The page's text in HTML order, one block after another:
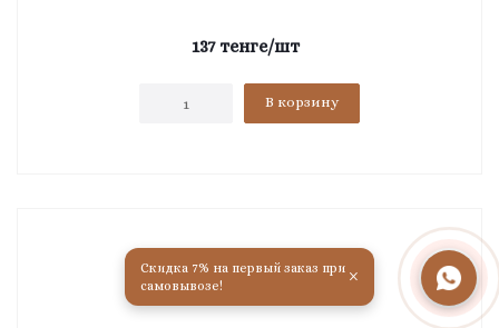
137тенге/шт
В корзину
Скидка 7% на первый заказ при
самовывозе!
×